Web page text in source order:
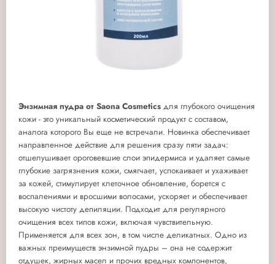
Энзимная пудра от Saona Cosmetics для глубокого очищения
кожи - это уникальный косметический продукт с составом,
аналога которого Вы еще не встречали. Новинка обеспечивает
направленное действие для решения сразу пяти задач:
отшелушивает ороговевшие слои эпидермиса и удаляет самые
глубокие загрязнения кожи, смягчает, успокаивает и ухаживает
за кожей, стимулирует клеточное обновление, борется с
воспалениями и вросшими волосами, ускоряет и обеспечивает
высокую чистоту депиляции. Подходит для регулярного
очищения всех типов кожи, включая чувствительную.
Применяется для всех зон, в том числе деликатных. Одно из
важных преимуществ энзимной пудры – она не содержит
отдушек, жирных масел и прочих вредных компонентов,